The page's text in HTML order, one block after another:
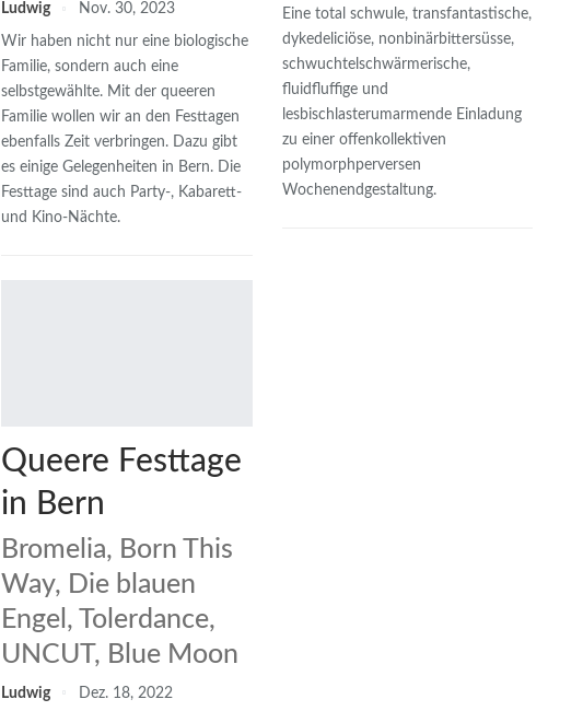
Ludwig Nov. 30, 2023
Wir haben nicht nur eine biologische
Familie, sondern auch eine
selbstgewählte. Mit der queeren
Familie wollen wir an den Festtagen
ebenfalls Zeit verbringen. Dazu gibt
es einige Gelegenheiten in Bern. Die
Festtage sind auch Party-, Kabarett-
und Kino-Nächte.
Eine total schwule, transfantastische,
dykedeliciöse, nonbinärbittersüsse,
schwuchtelschwärmerische,
fluidfluffige und
lesbischlasterumarmende Einladung
zu einer offenkollektiven
polymorphperversen
Wochenendgestaltung.
Queere Festtage
in Bern
Bromelia, Born This
Way, Die blauen
Engel, Tolerdance,
UNCUT, Blue Moon
Ludwig Dez. 18, 2022